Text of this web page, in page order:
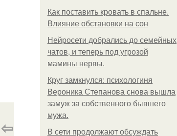
Как поставить кровать в спальне.
Влияние обстановки на сон
Нейросети добрались до семейных
чатов, и теперь под угрозой
мамины нервы.
Круг замкнулся: психологиня
Вероника Степанова снова вышла
замуж за собственного бывшего
мужа.
В сети продолжают обсуждать
⇦